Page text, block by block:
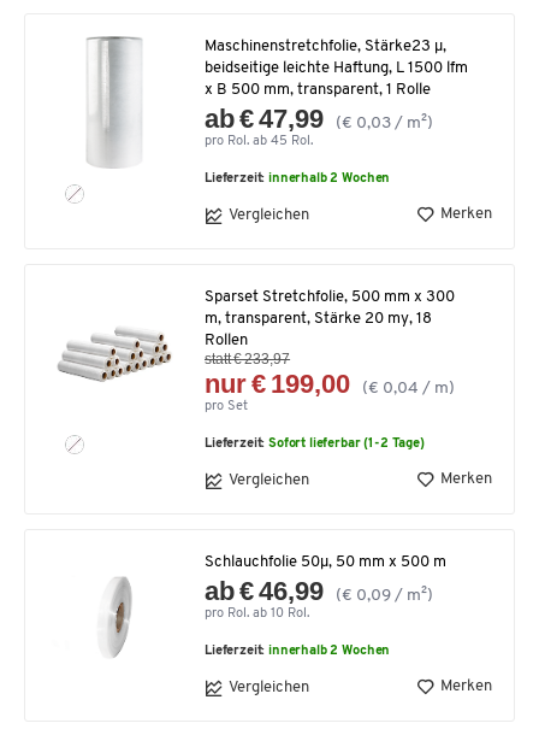
Maschinenstretchfolie, Stärke23 µ,
beidseitige leichte Haftung, L 1500 lfm
x B 500 mm, transparent, 1 Rolle
ab € 47,99 (€ 0,03 / m²)
pro Rol. ab 45 Rol.
Lieferzeit:innerhalb 2 Wochen
Vergleichen Merken
Sparset Stretchfolie, 500 mm x 300
m, transparent, Stärke 20 my, 18
Rollen
statt € 233,97
nur € 199,00 (€ 0,04 / m)
pro Set
Lieferzeit:Sofort lieferbar (1-2 Tage)
Vergleichen Merken
Schlauchfolie 50µ, 50 mm x 500 m
ab € 46,99 (€ 0,09 / m²)
pro Rol. ab 10 Rol.
Lieferzeit:innerhalb 2 Wochen
Vergleichen Merken